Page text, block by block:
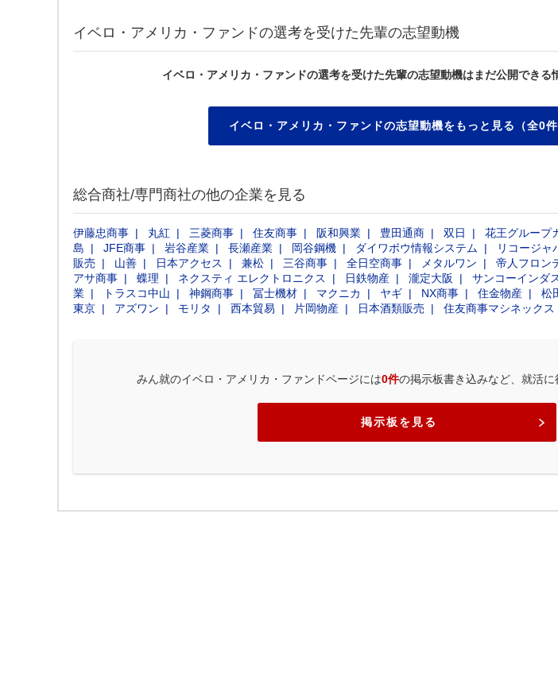
イベロ・アメリカ・ファンドの選考を受けた先輩の志望動機
イベロ・アメリカ・ファンドの選考を受けた先輩の志望動機はまだ公開できる
イベロ・アメリカ・ファンドの志望動機をもっと見る（全0件
総合商社/専門商社の他の企業を見る
伊藤忠商事 丸紅 三菱商事 住友商事 阪和興業 豊田通商 双日 花王グループ
島
JFE商事 岩谷産業 長瀬産業 岡谷鋼機 ダイワボウ情報システム リコージャ
販売
山善 日本アクセス 兼松 三谷商事 全日空商事 メタルワン 帝人フロン
アサ商事
蝶理 ネクスティ エレクトロニクス 日鉄物産 瀧定大阪 サンコーインダ
業
トラスコ中山 神鋼商事 冨士機材 マクニカ ヤギ NX商事 住金物産 松
東京
アズワン モリタ 西本貿易 片岡物産 日本酒類販売 住友商事マシネックス
みん就のイベロ・アメリカ・ファンドページには0件の掲示板書き込みなど、就活に
掲示板を見る